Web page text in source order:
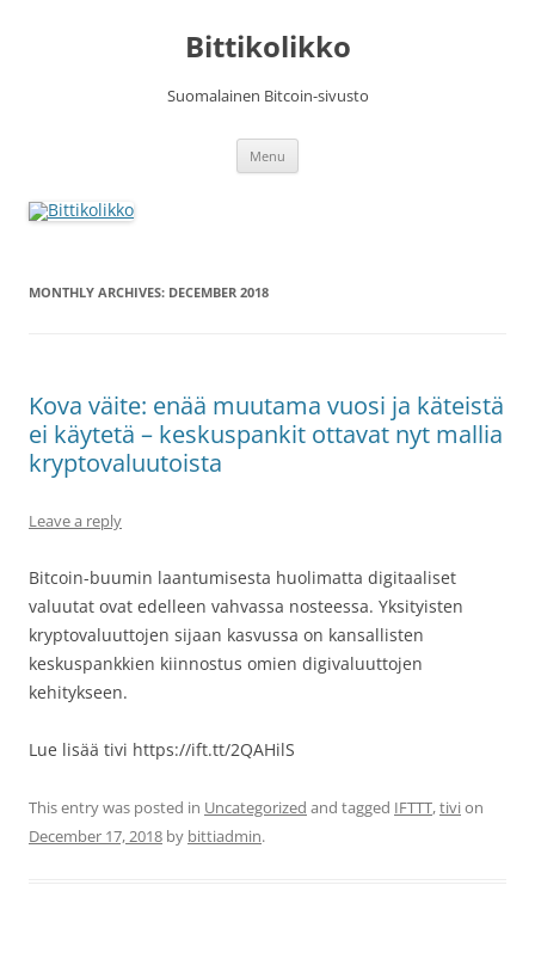
Bittikolikko
Suomalainen Bitcoin-sivusto
Menu
MONTHLY ARCHIVES: DECEMBER 2018
Kova väite: enää muutama vuosi ja käteistä
ei käytetä – keskuspankit ottavat nyt mallia
kryptovaluutoista
Leave a reply
Bitcoin-buumin laantumisesta huolimatta digitaaliset
valuutat ovat edelleen vahvassa nosteessa. Yksityisten
kryptovaluuttojen sijaan kasvussa on kansallisten
keskuspankkien kiinnostus omien digivaluuttojen
kehitykseen.
Lue lisää tivi https://ift.tt/2QAHilS
This entry was posted in Uncategorized and tagged IFTTT,tivion
December 17, 2018 by bittiadmin.